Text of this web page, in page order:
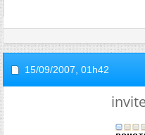
15/09/2007, 01h42